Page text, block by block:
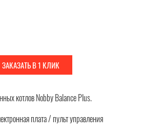
ЗАКАЗАТЬ В 1 КЛИК
котлов Nobby Balance Plus.
плата / пульт управления